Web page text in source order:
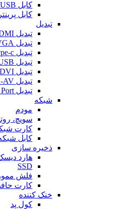
کابل USB
کابل پرینتر
تبدیل
تبدیل HDMI
تبدیل VGA
تبدیل type-c
تبدیل USB به LAN
تبدیل DVI
تبدیل RCA-AV
تبدیل Display Port
شبکه
مودم
سویچ،
کارت
کابل
ذخیره سازی
هارد
SSD
فلش
کارت
خنک کننده
کول پد